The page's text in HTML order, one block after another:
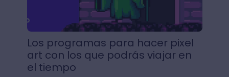
Los programas para hacer pixel
art con los que podrás viajar en
el tiempo